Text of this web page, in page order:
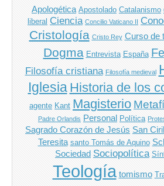
Apologética Apostolado Catalanismo
liberal Ciencia Concilio Vaticano II
Cristología Cristo Rey Curso de
Dogma Entrevista España Fe
Filosofía cristiana Filosofía medieval
Iglesia Historia de los
agente Kant Magisterio
Padre Orlandis Personal Política
Sagrado Corazón de Jesús San
Teresita santo Tomás de Aquino
Sociedad Sociopolítica
Teología tomismo